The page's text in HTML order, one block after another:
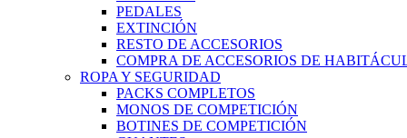
PEDALES
EXTINCIÓN
RESTO DE ACCESORIOS
COMPRA DE ACCESORIOS DE
ROPA Y SEGURIDAD
PACKS COMPLETOS
MONOS DE COMPETICIÓN
BOTINES DE COMPETICIÓN